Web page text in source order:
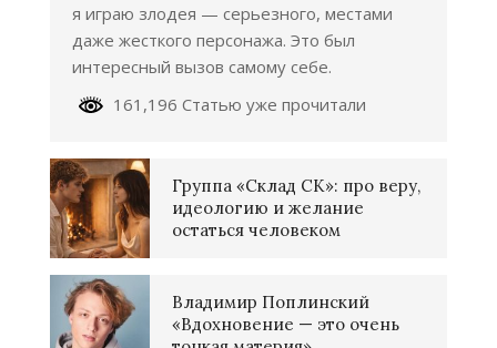
я играю злодея — серьезного, местами
даже жесткого персонажа. Это был
интересный вызов самому себе.
161,196 Статью уже прочитали
Группа «Склад СК»: про веру,
идеологию и желание
остаться человеком
Владимир Поплинский
«Вдохновение — это очень